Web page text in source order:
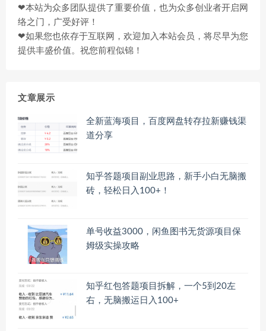
❤本站为众多团队提供了重要价值，也为众多创业者开启网
络之门，广受好评！
❤如果您也依存于互联网，欢迎加入本站会员，将尽早为您
提供丰盛价值。祝您前程似锦！
文章展示
全新蓝海项目，百度网盘转存拉新赚钱渠
道分享
知乎答题项目副业思路，新手小白无脑搬
砖，轻松日入100+！
单号收益3000，闲鱼图书无货源项目保
姆级实操攻略
知乎红包答题项目拆解，一个5到20左
右，无脑搬运日入100+